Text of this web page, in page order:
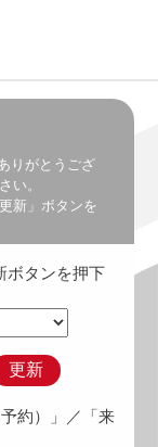
りがとうござ
い。
新」ボタンを
ボタンを押下
更新
約）」 ／「来